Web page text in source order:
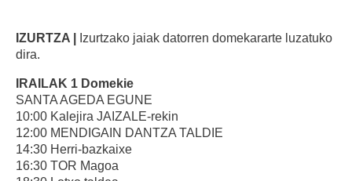
IZURTZA | Izurtzako jaiak datorren domekararte luzatuko
dira.
IRAILAK 1 Domekie
SANTA AGEDA EGUNE
10:00 Kalejira JAIZALE-rekin
12:00 MENDIGAIN DANTZA TALDIE
14:30 Herri-bazkaixe
16:30 TOR Magoa